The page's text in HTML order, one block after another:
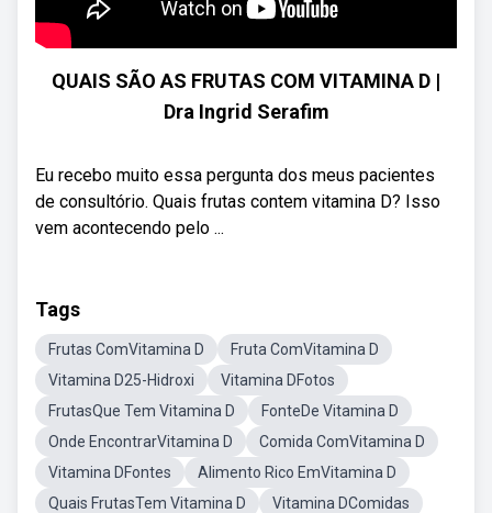
QUAIS SÃO AS FRUTAS COM VITAMINA D |
Dra Ingrid Serafim
Eu recebo muito essa pergunta dos meus pacientes
de consultório. Quais frutas contem vitamina D? Isso
vem acontecendo pelo ...
Tags
Frutas ComVitamina D
Fruta ComVitamina D
Vitamina D25-Hidroxi
Vitamina DFotos
FrutasQue Tem Vitamina D
FonteDe Vitamina D
Onde EncontrarVitamina D
Comida ComVitamina D
Vitamina DFontes
Alimento Rico EmVitamina D
Quais FrutasTem Vitamina D
Vitamina DComidas